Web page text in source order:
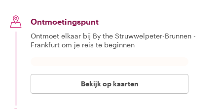
Ontmoetingspunt
Ontmoet elkaar bij By the Struwwelpeter-Brunnen -
Frankfurt om je reis te beginnen
Bekijk op kaarten